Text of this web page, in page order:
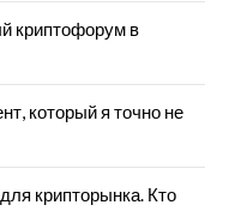
криптофорум в
который я точно не
крипторынка. Кто